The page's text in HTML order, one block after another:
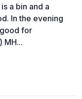
a bin and a
In the evening
for
MH...